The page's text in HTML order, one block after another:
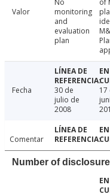
Valor
No
monitoring
and
evaluation
plan
of
Fecha
30 de
julio de
2008
17
Comentar
Number of